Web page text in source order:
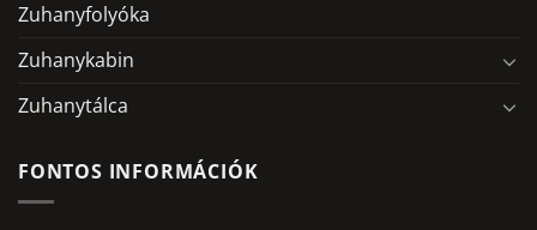
Zuhanyfolyóka
Zuhanykabin
Zuhanytálca
FONTOS INFORMÁCIÓK